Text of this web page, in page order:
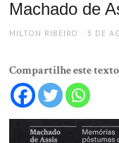
Machado de
AUTHOR
MILTON RIBEIRO
POSTED
3 DE
Compartilhe este